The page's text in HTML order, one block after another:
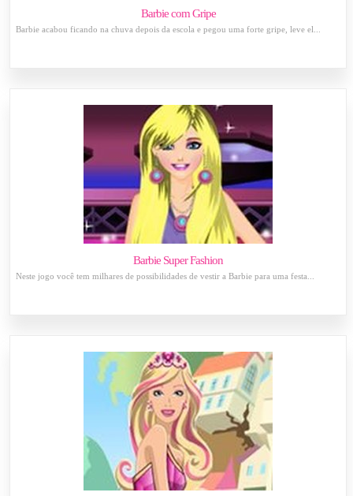
Barbie com Gripe
Barbie acabou ficando na chuva depois da escola e pegou uma forte gripe, leve el...
Barbie Super Fashion
Neste jogo você tem milhares de possibilidades de vestir a Barbie para uma festa...